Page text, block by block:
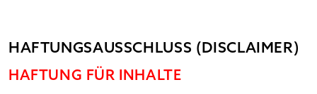
HAFTUNGSAUSSCHLUSS (DISCLAIMER)
HAFTUNG FÜR INHALTE